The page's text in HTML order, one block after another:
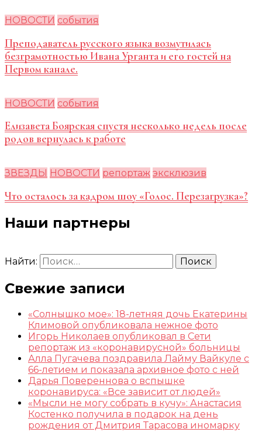
НОВОСТИ события
Преподаватель русского языка возмутилась
безграмотностью Ивана Урганта и его гостей на
Первом канале.
НОВОСТИ события
Елизавета Боярская спустя несколько недель после
родов вернулась к работе
ЗВЕЗДЫ НОВОСТИ репортаж эксклюзив
Что осталось за кадром шоу «Голос. Перезагрузка»?
Наши партнеры
Найти:
Свежие записи
«Солнышко мое»: 18-летняя дочь Екатерины
Климовой опубликовала нежное фото
Игорь Николаев опубликовал в Сети
репортаж из «коронавирусной» больницы
Алла Пугачева поздравила Лайму Вайкуле с
66-летием и показала архивное фото с ней
Дарья Повереннова о вспышке
коронавируса: «Все зависит от людей»
«Мысли не могу собрать в кучу»: Анастасия
Костенко получила в подарок на день
рождения от Дмитрия Тарасова иномарку